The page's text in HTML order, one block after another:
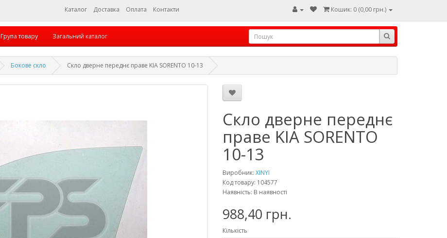
Каталог Доставка Оплата Контакти Кошик: 0 (0,00 грн.)
Група товару Загальний каталог
Бокове скло Скло дверне переднє праве KIA SORENTO 10-13
Скло дверне переднє
праве KIA SORENTO
10-13
Виробник: XINYI
Код товару: 104577
Наявність: В наявності
988,40 грн.
Кількість